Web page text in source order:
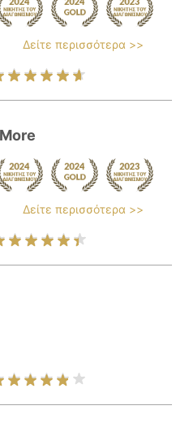
Δείτε περισσότερα >>
Δείτε περισσότερα >>